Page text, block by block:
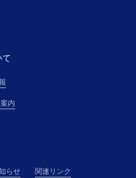
て
内
らせ 関連リンク